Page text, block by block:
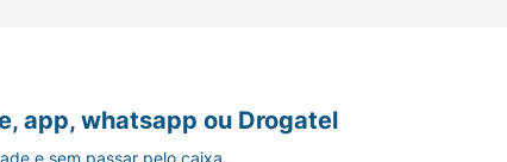
app, whatsapp ou Drogatel